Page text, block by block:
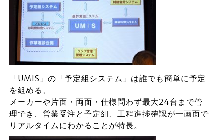
「UMIS」の「予定組システム」は誰でも簡単に予定
を組める。
メーカーや片面・両面・仕様問わず最大24台まで管
理でき、営業受注と予定組、工程進捗確認が一画面で
リアルタイムにわかることが特長。